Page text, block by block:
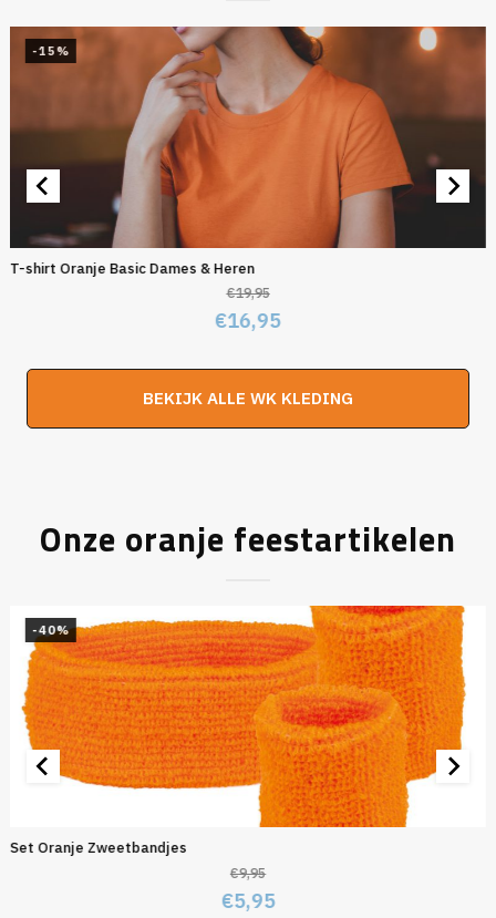
-15%
T-shirt Oranje Basic Dames & Heren
€19,95
Oorspronkelijke
€16,95Huidige
BEKIJK ALLE WK KLEDING
Onze oranje feestartikelen
-40%
Set Oranje Zweetbandjes
€9,95
Oorspronkelijke
€5,95Huidige